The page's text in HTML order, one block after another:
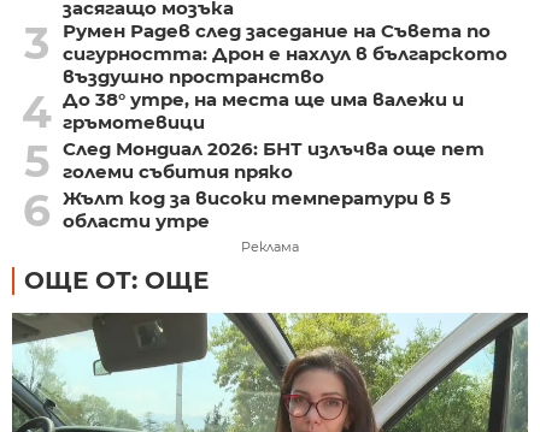
засягащо мозъка
3
Румен Радев след заседание на Съвета по
сигурността: Дрон е нахлул в българското
въздушно пространство
4 До 38° утре, на места ще има валежи и
гръмотевици
5 След Мондиал 2026: БНТ излъчва още пет
големи събития пряко
6 Жълт код за високи температури в 5
области утре
Реклама
ОЩЕ ОТ: ОЩЕ